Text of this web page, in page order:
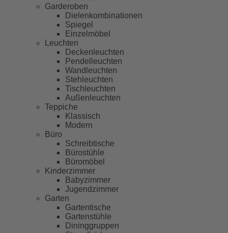
Garderoben
Dielenkombinationen
Spiegel
Einzelmöbel
Leuchten
Deckenleuchten
Pendelleuchten
Wandleuchten
Stehleuchten
Tischleuchten
Außenleuchten
Teppiche
Klassisch
Modern
Büro
Schreibtische
Bürostühle
Büromöbel
Kinderzimmer
Babyzimmer
Jugendzimmer
Garten
Gartentische
Gartenstühle
Dininggruppen